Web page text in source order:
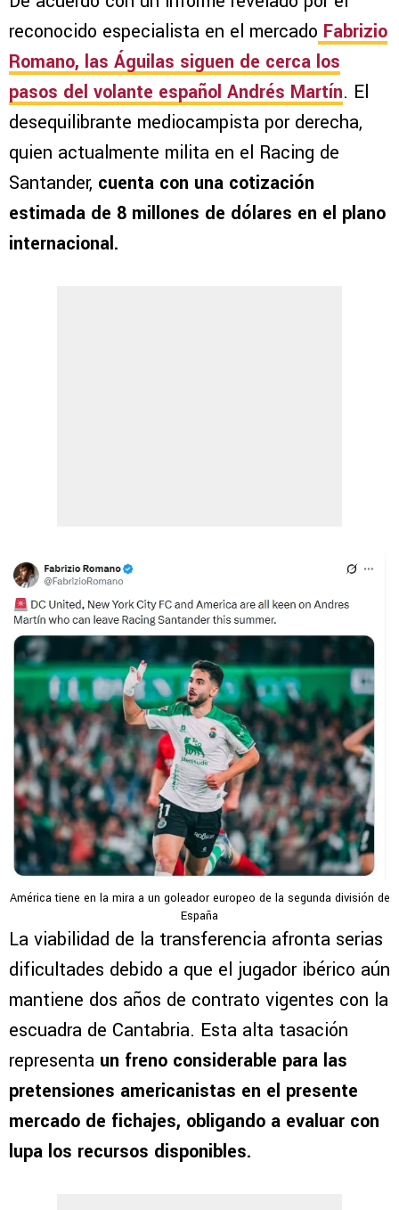
reconocido especialista en el mercado Fabrizio
Romano, las Águilas siguen de cerca los
pasos del volante español Andrés Martín. El
desequilibrante mediocampista por derecha,
quien actualmente milita en el Racing de
Santander, cuenta con una cotización
estimada de 8 millones de dólares en el plano
internacional.
América tiene en la mira a un goleador europeo de la segunda división de
España
La viabilidad de la transferencia afronta serias
dificultades debido a que el jugador ibérico aún
mantiene dos años de contrato vigentes con la
escuadra de Cantabria. Esta alta tasación
representa un freno considerable para las
pretensiones americanistas en el presente
mercado de fichajes, obligando a evaluar con
lupa los recursos disponibles.